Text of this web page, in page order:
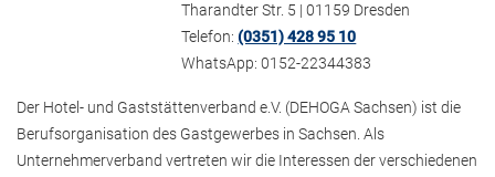
Tharandter Str. 5 | 01159 Dresden
Telefon:(0351) 428 95 10
WhatsApp: 0152-22344383
Der Hotel- und Gaststättenverband e.V. (DEHOGA Sachsen) ist die
Berufsorganisation des Gastgewerbes in Sachsen. Als
Unternehmerverband vertreten wir die Interessen der verschiedenen